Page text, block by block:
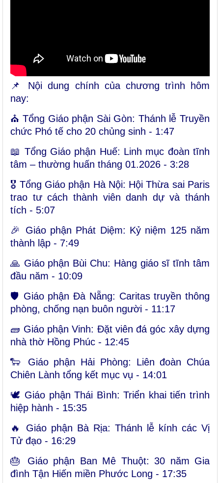
📌 Nội dung chính của chương trình hôm
nay:
⛪ Tổng Giáo phận Sài Gòn: Thánh lễ Truyền
chức Phó tế cho 20 chủng sinh - 1:47
📖 Tổng Giáo phận Huế: Linh mục đoàn tĩnh
tâm – thường huấn tháng 01.2026 - 3:28
🎖 Tổng Giáo phận Hà Nội: Hội Thừa sai Paris
trao tư cách thành viên danh dự và thánh
tích - 5:07
🎉 Giáo phận Phát Diệm: Kỷ niệm 125 năm
thành lập - 7:49
🙏 Giáo phận Bùi Chu: Hàng giáo sĩ tĩnh tâm
đầu năm - 10:09
🛡 Giáo phận Đà Nẵng: Caritas truyền thông
phòng, chống nạn buôn người - 11:17
🧱 Giáo phận Vinh: Đặt viên đá góc xây dựng
nhà thờ Hồng Phúc - 12:45
🐑 Giáo phận Hải Phòng: Liên đoàn Chúa
Chiên Lành tổng kết mục vụ - 14:01
🕊 Giáo phận Thái Bình: Triển khai tiến trình
hiệp hành - 15:35
🔥 Giáo phận Bà Rịa: Thánh lễ kính các Vị
Tử đạo - 16:29
🎂 Giáo phận Ban Mê Thuột: 30 năm Gia
đình Tận Hiến miền Phước Long - 17:35